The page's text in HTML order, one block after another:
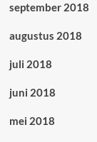
september 2018
augustus 2018
juli 2018
juni 2018
mei 2018